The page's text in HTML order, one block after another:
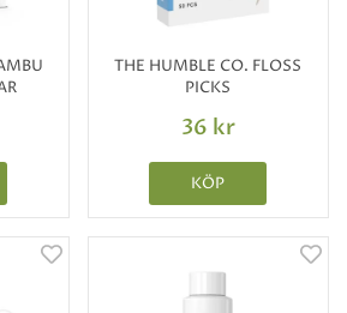
THE HUMBLE CO. FLOSS
PICKS
36 kr
KÖP